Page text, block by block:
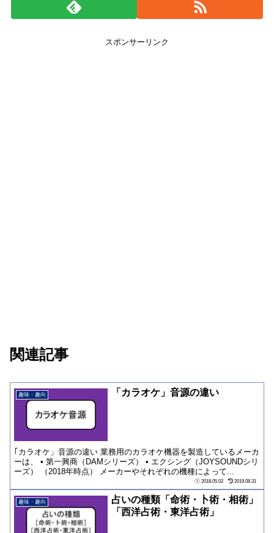
スポンサーリンク
関連記事
趣味・趣向 「カラオケ」音源の違い
｢カラオケ」音源の違い 業務用のカラオケ機器を製造しているメーカ
ーは、 • 第一興商（DAMシリーズ） • エクシング（JOYSOUNDシリ
ーズ） （2018年時点） メーカーやそれぞれの機種によって...
2018.05.02 2019.08.31
趣味・趣向
占いの種類「命術・卜術・相術」
「西洋占術・東洋占術」